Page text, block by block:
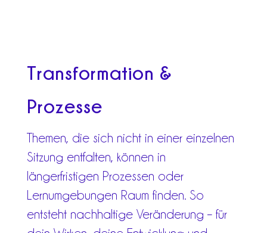
Transformation &
Prozesse
Themen, die sich nicht in einer einzelnen
Sitzung entfalten, können in
längerfristigen Prozessen oder
Lernumgebungen Raum finden. So
entsteht nachhaltige Veränderung – für